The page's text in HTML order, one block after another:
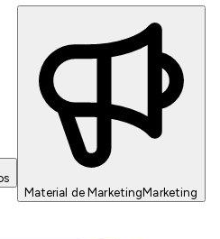
Material de MarketingMarketing